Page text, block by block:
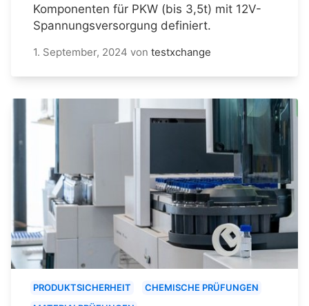
Komponenten für PKW (bis 3,5t) mit 12V-
Spannungsversorgung definiert.
1. September, 2024 von testxchange
PRODUKTSICHERHEIT
CHEMISCHE PRÜFUNGEN